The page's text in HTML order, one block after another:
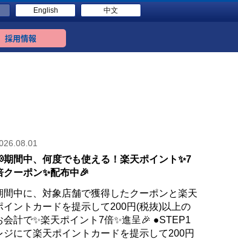
English 中文
採用情報
期間中、何度でも使える！楽天ポイント✨7
クーポン✨配布中🎉
間中に、対象店舗で獲得したクーポンと楽天
イントカードを提示して200円(税抜)以上の
会計で✨楽天ポイント7倍✨進呈🎉 ●STEP1
ジにて楽天ポイントカードを提示して200円